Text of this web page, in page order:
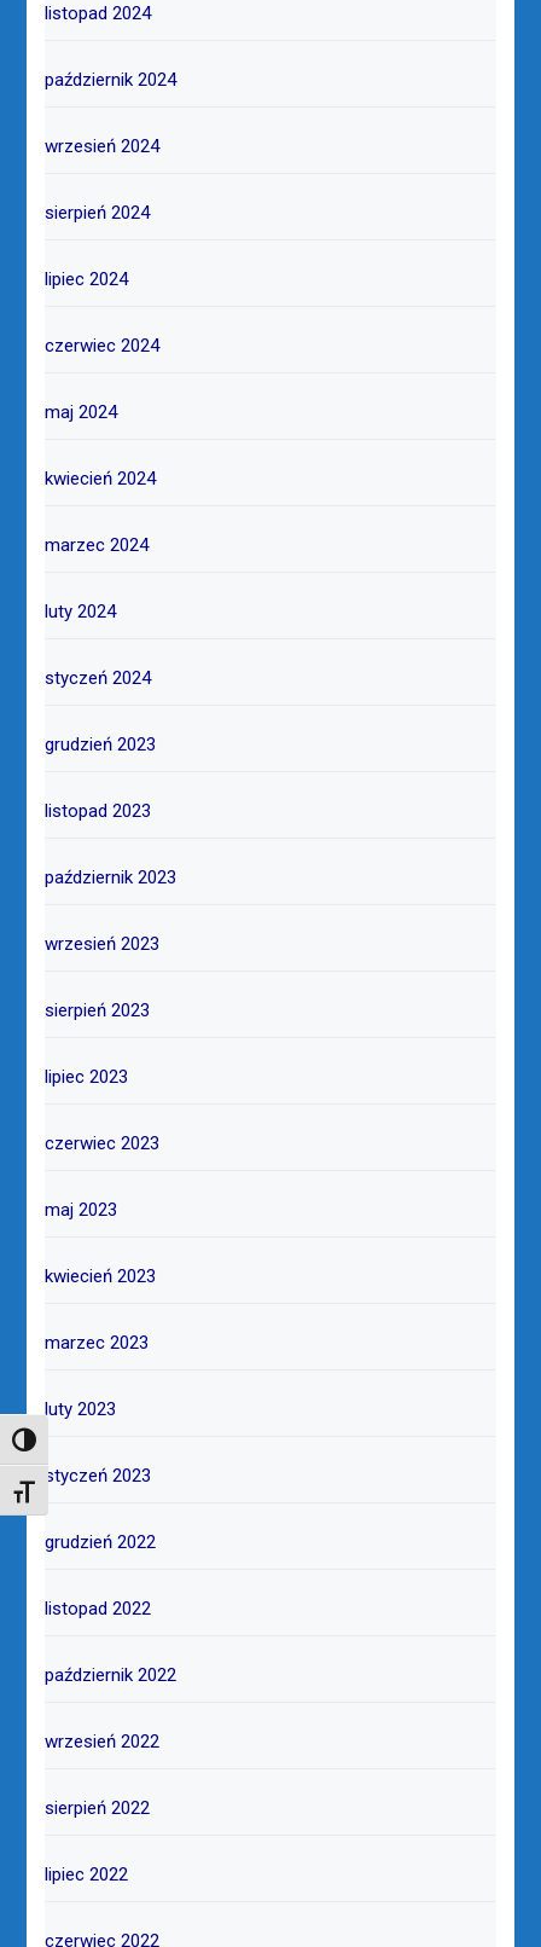
TOGGLE HIGH CONTRAST
TOGGLE FONT SIZE
listopad 2024
październik 2024
wrzesień 2024
sierpień 2024
lipiec 2024
czerwiec 2024
maj 2024
kwiecień 2024
marzec 2024
luty 2024
styczeń 2024
grudzień 2023
listopad 2023
październik 2023
wrzesień 2023
sierpień 2023
lipiec 2023
czerwiec 2023
maj 2023
kwiecień 2023
marzec 2023
luty 2023
styczeń 2023
grudzień 2022
listopad 2022
październik 2022
wrzesień 2022
sierpień 2022
lipiec 2022
czerwiec 2022